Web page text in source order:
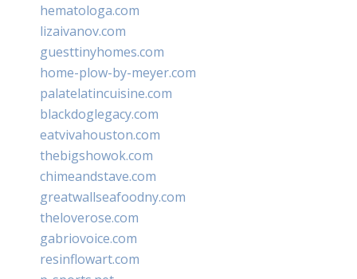
hematologa.com
lizaivanov.com
guesttinyhomes.com
home-plow-by-meyer.com
palatelatincuisine.com
blackdoglegacy.com
eatvivahouston.com
thebigshowok.com
chimeandstave.com
greatwallseafoodny.com
theloverose.com
gabriovoice.com
resinflowart.com